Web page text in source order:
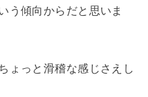
う傾向からだと思いま
ょっと滑稽な感じさえし